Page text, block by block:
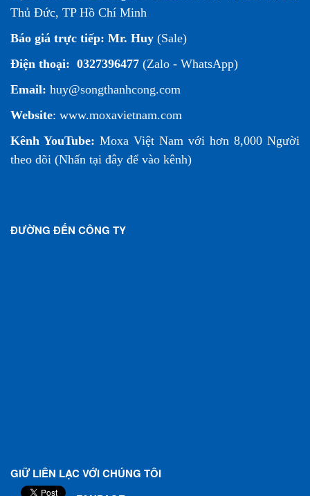
Thủ Đức, TP Hồ Chí Minh
Báo giá trực tiếp: Mr. Huy (Sale)
Điện thoại: 0327396477 (Zalo - WhatsApp)
Email: huy@songthanhcong.com
Website: www.moxavietnam.com
Kênh YouTube: Moxa Việt Nam với hơn 8,000 Người
theo dõi (Nhấn tại đây để vào kênh)
ĐƯỜNG ĐẾN CÔNG TY
GIỮ LIÊN LẠC VỚI CHÚNG TÔI